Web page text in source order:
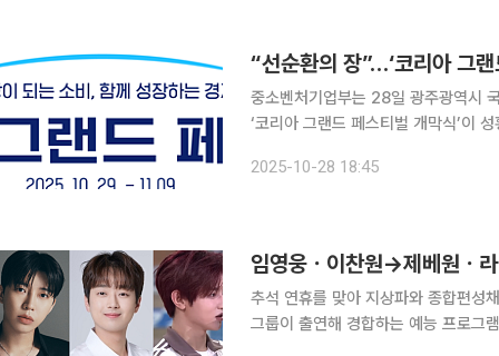
“선순환의 장”…‘코리아 그
중소벤처기업부는 28일 광주광역시
‘코리아 그랜드 페스티벌 개막식’이 성황리에 마무리
진 캠페인이다. 광주 개막행사를 시
2025-10-28 18:45
임영웅ㆍ이찬원→제베원ㆍ
추석 연휴를 맞아 지상파와 종합편성채널(종
그룹이 출연해 경합하는 예능 프로그